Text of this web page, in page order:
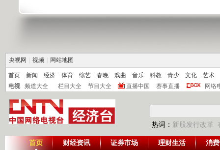
央视网 视频 网站地图
首页 新闻 经济 体育 综艺 春晚 戏曲 音乐 科教 青少 文化
艺术
电视
频道大全 栏目大全 节目大全 直播中国 赛事直播 网络
热词： 新股发行改革
首页 财经资讯 证券市场 理财生活 消